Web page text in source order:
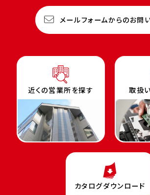
メールフォームからのお問
近くの営業所を探す 取扱
カタログダウンロード